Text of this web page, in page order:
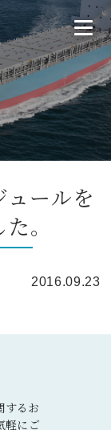
ールを
。
2016.09.23
するお
軽にご